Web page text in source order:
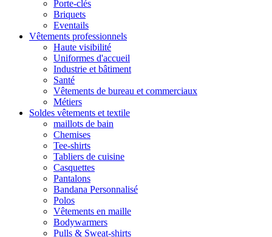
Porte-clés
Briquets
Eventails
Vêtements professionnels
Haute visibilité
Uniformes d'accueil
Industrie et bâtiment
Santé
Vêtements de bureau et commerciaux
Métiers
Soldes vêtements et textile
maillots de bain
Chemises
Tee-shirts
Tabliers de cuisine
Casquettes
Pantalons
Bandana Personnalisé
Polos
Vêtements en maille
Bodywarmers
Pulls & Sweat-shirts